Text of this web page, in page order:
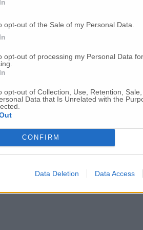
opt-out of the Sale of my Personal Data.
opt-out of processing my Personal Data
opt-out of Collection, Use, Retention,
Data that Is Unrelated with the
CONFIRM
Data Deletion Data Access
di Olivetti
in campo anche
e legalità con